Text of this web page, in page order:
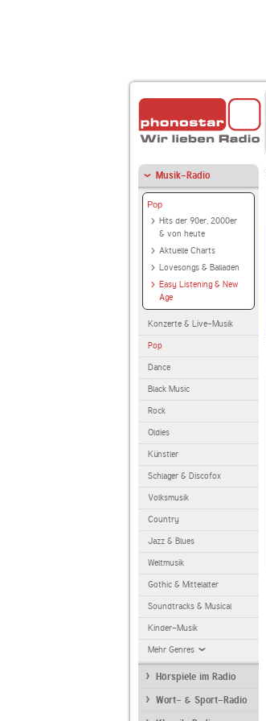
Musik-Radio
Pop
Hits der 90er, 2000er
& von heute
Aktuelle Charts
Lovesongs & Balladen
Easy Listening & New
Age
Konzerte & Live-Musik
Pop
Dance
Black Music
Rock
Oldies
Künstler
Schlager & Discofox
Volksmusik
Country
Jazz & Blues
Weltmusik
Gothic & Mittelalter
Soundtracks & Musical
Kinder-Musik
Mehr Genres
Hörspiele im Radio
Wort- & Sport-Radio